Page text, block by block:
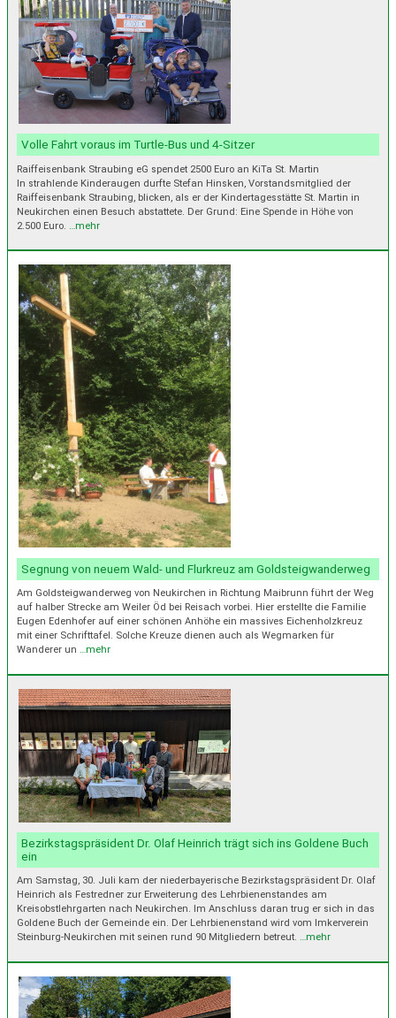
Volle Fahrt voraus im Turtle-Bus und 4-Sitzer
Raiffeisenbank Straubing eG spendet 2500 Euro an KiTa St. Martin
In strahlende Kinderaugen durfte Stefan Hinsken, Vorstandsmitglied der
Raiffeisenbank Straubing, blicken, als er der Kindertagesstätte St. Martin in
Neukirchen einen Besuch abstattete. Der Grund: Eine Spende in Höhe von
2.500 Euro.
…mehr
Segnung von neuem Wald- und Flurkreuz am Goldsteigwanderweg
Am Goldsteigwanderweg von Neukirchen in Richtung Maibrunn führt der Weg
auf halber Strecke am Weiler Öd bei Reisach vorbei. Hier erstellte die Familie
Eugen Edenhofer auf einer schönen Anhöhe ein massives Eichenholzkreuz
mit einer Schrifttafel. Solche Kreuze dienen auch als Wegmarken für
Wanderer un …mehr
Bezirkstagspräsident Dr. Olaf Heinrich trägt sich ins Goldene Buch
ein
Am Samstag, 30. Juli kam der niederbayerische Bezirkstagspräsident Dr. Olaf
Heinrich als Festredner zur Erweiterung des Lehrbienenstandes am
Kreisobstlehrgarten nach Neukirchen. Im Anschluss daran trug er sich in das
Goldene Buch der Gemeinde ein. Der Lehrbienenstand wird vom Imkerverein
Steinburg-Neukirchen mit seinen rund 90 Mitgliedern betreut. …mehr